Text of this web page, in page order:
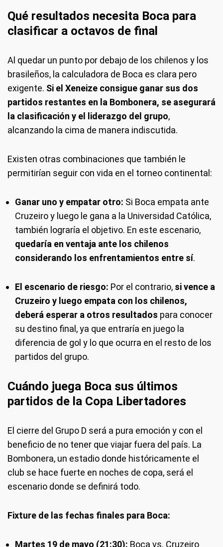
Qué resultados necesita Boca para
clasificar a octavos de final
Al quedar un punto por debajo de los chilenos y los
brasileños, la calculadora de Boca es clara pero
exigente. Si el Xeneize consigue ganar sus dos
partidos restantes en la Bombonera, se asegurará
la clasificación y el liderazgo del grupo,
alcanzando la cima de manera indiscutida.
Existen otras combinaciones que también le
permitirían seguir con vida en el torneo continental:
Ganar uno y empatar otro: Si Boca empata ante
Cruzeiro y luego le gana a la Universidad Católica,
también lograría el objetivo. En este escenario,
quedaría en ventaja ante los chilenos
considerando los enfrentamientos entre sí.
El escenario de riesgo: Por el contrario, si vence a
Cruzeiro y luego empata con los chilenos,
deberá esperar a otros resultados para conocer
su destino final, ya que entraría en juego la
diferencia de gol y lo que ocurra en el resto de los
partidos del grupo.
Cuándo juega Boca sus últimos
partidos de la Copa Libertadores
El cierre del Grupo D será a pura emoción y con el
beneficio de no tener que viajar fuera del país. La
Bombonera, un estadio donde históricamente el
club se hace fuerte en noches de copa, será el
escenario donde se definirá todo.
Fixture de las fechas finales para Boca:
Martes 19 de mayo (21:30): Boca vs. Cruzeiro